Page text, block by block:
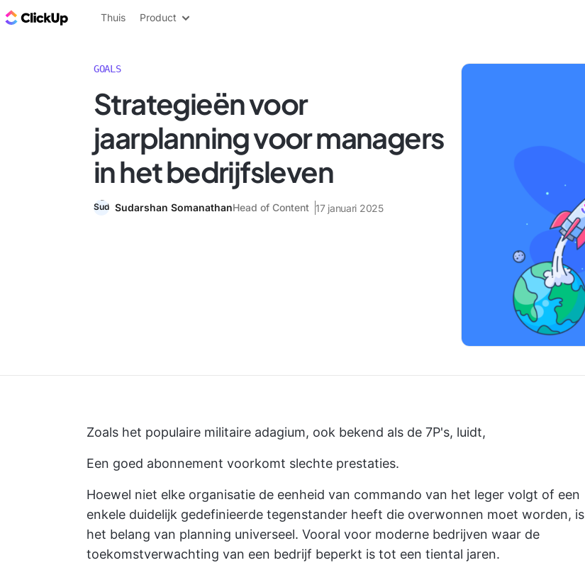
ClickUp Blog
Thuis Product
GOALS
Strategieën voor
jaarplanning voor managers
in het bedrijfsleven
Sudarshan SomanathanHead of Content 17 januari 2025
Zoals het populaire militaire adagium, ook bekend als de 7P's, luidt,
Een goed abonnement voorkomt slechte prestaties.
Hoewel niet elke organisatie de eenheid van commando van het leger volgt of een
enkele duidelijk gedefinieerde tegenstander heeft die overwonnen moet worden, is
het belang van planning universeel. Vooral voor moderne bedrijven waar de
toekomstverwachting van een bedrijf beperkt is tot een tiental jaren.